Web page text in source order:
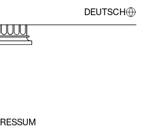
DEUTSCH